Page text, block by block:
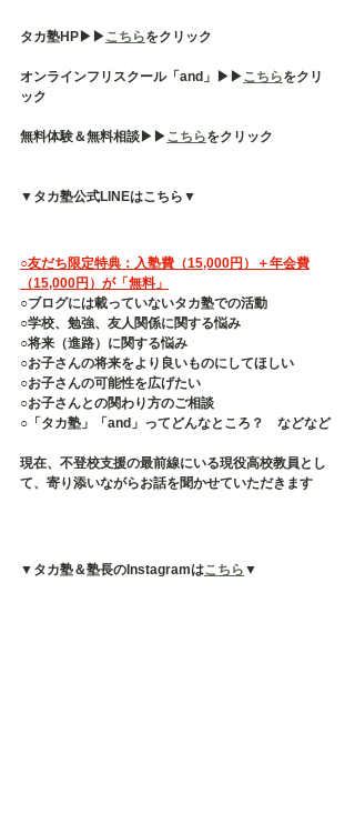
タカ塾HP▶︎▶︎こちらをクリック
オンラインフリスクール「and」▶︎▶︎こちらをクリ
ック
無料体験＆無料相談▶︎▶︎こちらをクリック
▼タカ塾公式LINEはこちら▼
○友だち限定特典：入塾費（15,000円）＋年会費
（15,000円）が「無料」
○ブログには載っていないタカ塾での活動
○学校、勉強、友人関係に関する悩み
○将来（進路）に関する悩み
○お子さんの将来をより良いものにしてほしい
○お子さんの可能性を広げたい
○お子さんとの関わり方のご相談
○「タカ塾」「and」ってどんなところ？　などなど
現在、不登校支援の最前線にいる現役高校教員とし
て、寄り添いながらお話を聞かせていただきます
▼タカ塾＆塾長のInstagramはこちら ▼